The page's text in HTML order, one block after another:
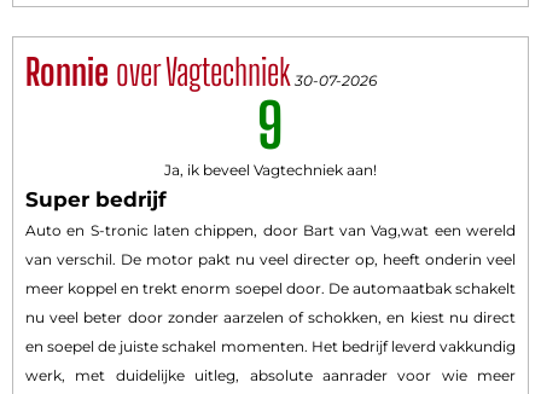
Ronnie over Vagtechniek 30-07-2026
9
Ja, ik beveel Vagtechniek aan!
Super bedrijf
Auto en S-tronic laten chippen, door Bart van Vag,wat een wereld
van verschil. De motor pakt nu veel directer op, heeft onderin veel
meer koppel en trekt enorm soepel door. De automaatbak schakelt
nu veel beter door zonder aarzelen of schokken, en kiest nu direct
en soepel de juiste schakel momenten. Het bedrijf leverd vakkundig
werk, met duidelijke uitleg, absolute aanrader voor wie meer